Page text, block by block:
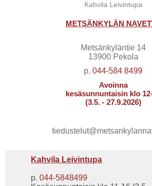
Kahvila Leivintupa
METSÄNKYLÄN
Metsänkyläntie 14
13900 Pekola
p. 044-584 8499
Avoinna
kesäsunnuntaisin klo
(3.5. - 27.9.2026)
Kahvila Leivintupa
p. 044-5848499